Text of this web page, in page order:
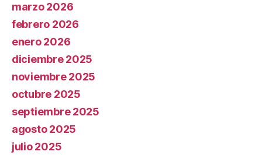
marzo 2026
febrero 2026
enero 2026
diciembre 2025
noviembre 2025
octubre 2025
septiembre 2025
agosto 2025
julio 2025